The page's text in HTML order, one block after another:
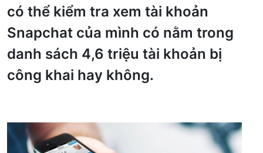
có thể kiểm tra xem tài khoản
Snapchat của mình có nằm trong
danh sách 4,6 triệu tài khoản bị
công khai hay không.